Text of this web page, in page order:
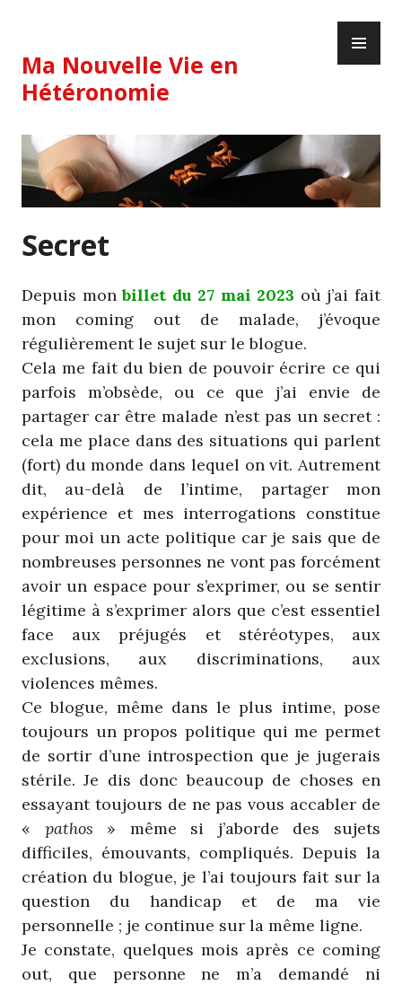
content
Ma Nouvelle Vie en
Hétéronomie
Secret
Depuis monbillet du 27 mai 2023 où j’ai fait
mon coming out de malade, j’évoque
régulièrement le sujet sur le blogue.
Cela me fait du bien de pouvoir écrire ce qui
parfois m’obsède, ou ce que j’ai envie de
partager car être malade n’est pas un secret :
cela me place dans des situations qui parlent
(fort) du monde dans lequel on vit. Autrement
dit, au-delà de l’intime, partager mon
expérience et mes interrogations constitue
pour moi un acte politique car je sais que de
nombreuses personnes ne vont pas forcément
avoir un espace pour s’exprimer, ou se sentir
légitime à s’exprimer alors que c’est essentiel
face aux préjugés et stéréotypes, aux
exclusions, aux discriminations, aux
violences mêmes.
Ce blogue, même dans le plus intime, pose
toujours un propos politique qui me permet
de sortir d’une introspection que je jugerais
stérile. Je dis donc beaucoup de choses en
essayant toujours de ne pas vous accabler de
« pathos » même si j’aborde des sujets
difficiles, émouvants, compliqués. Depuis la
création du blogue, je l’ai toujours fait sur la
question du handicap et de ma vie
personnelle ; je continue sur la même ligne.
Je constate, quelques mois après ce coming
out, que personne ne m’a demandé ni